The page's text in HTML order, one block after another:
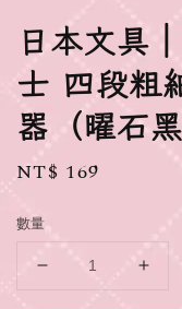
日本文具
士 四段粗
器（曜石黑
Regular
NT$ 169
數量